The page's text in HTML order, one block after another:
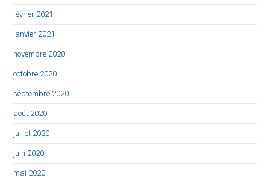
février 2021
janvier 2021
novembre 2020
octobre 2020
septembre 2020
août 2020
juillet 2020
juin 2020
mai 2020